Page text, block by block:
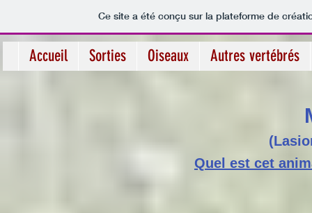
Ce site a été conçu sur la plateforme de
Accueil Sorties Oiseaux Autres vertébrés
Quel est cet